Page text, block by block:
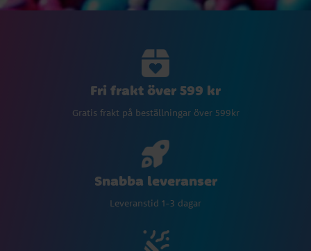
Fri frakt över 599 kr
Gratis frakt på beställningar över 599kr
Snabba leveranser
Leveranstid 1-3 dagar